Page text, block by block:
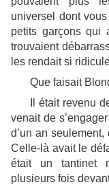
universel dont
petits garçons qui
trouvaient
les rendait si
Que faisait
Il était revenu
venait de
d’un an
Celle-là avait le
était un tantinet
plusieurs fois